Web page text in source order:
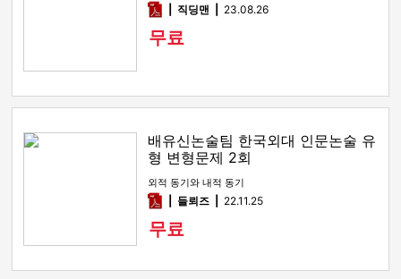
pdf직딩맨 23.08.26
무료
배유신논술팀 한국외대 인문논술 유
형 변형문제 2회
외적 동기와 내적 동기
pdf들뢰즈 22.11.25
무료